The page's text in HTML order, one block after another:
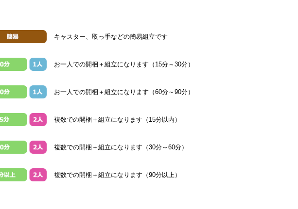
キャスター、取っ手などの簡易組立です
お一人での開梱＋組立になります（15分～30分）
お一人での開梱＋組立になります（60分～90分）
複数での開梱＋組立になります（15分以内）
複数での開梱＋組立になります（30分～60分）
複数での開梱＋組立になります（90分以上）